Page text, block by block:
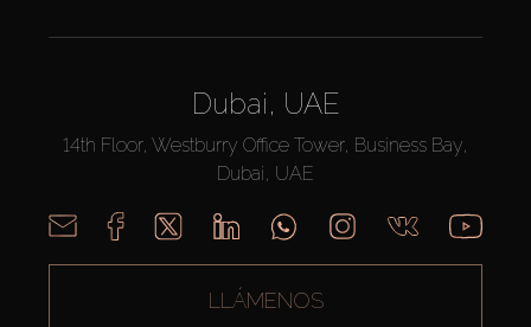
Dubai, UAE
14th Floor, Westburry Office Tower, Business Bay,
Dubai, UAE
LLÁMENOS